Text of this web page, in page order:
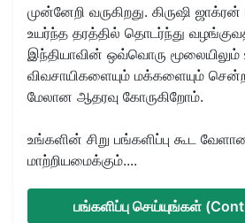
முன்னேறி வருகிறது. கிருஷி
உயர்ந்த தரத்தில் தொடர்ந்து
இந்தியாவின் ஒவ்வொரு
விவசாயிகளையும் மக்களையும்
மேலான ஆதரவு கோருகிறோம்.
உங்களின் சிறு பங்களிப்பு கூட
மாற்றியமைக்கும்....
பங்களிப்பு செய்யுங்கள்